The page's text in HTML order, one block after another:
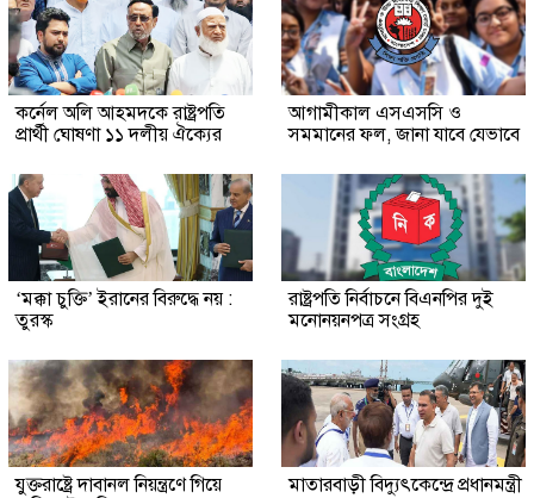
কর্নেল অলি আহমদকে রাষ্ট্রপতি
প্রার্থী ঘোষণা ১১ দলীয় ঐক্যের
আগামীকাল এসএসসি ও
সমমানের ফল, জানা যাবে যেভাবে
‘মক্কা চুক্তি’ ইরানের বিরুদ্ধে নয় :
তুরস্ক
রাষ্ট্রপতি নির্বাচনে বিএনপির দুই
মনোনয়নপত্র সংগ্রহ
যুক্তরাষ্ট্রে দাবানল নিয়ন্ত্রণে গিয়ে
মাতারবাড়ী বিদ্যুৎকেন্দ্রে প্রধানমন্ত্রী